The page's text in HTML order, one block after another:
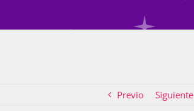
Previo Siguiente